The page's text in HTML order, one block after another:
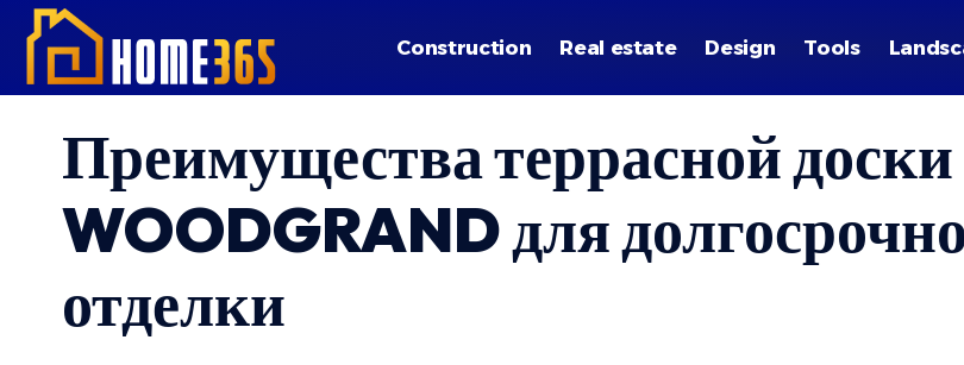
Construction Real estate Design Tools
Преимущества террасной
WOODGRAND для
отделки